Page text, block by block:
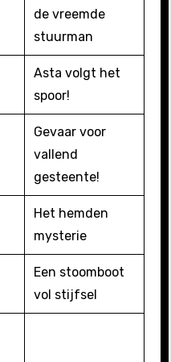
de vreemde
stuurman
Asta volgt het
spoor!
Gevaar voor
vallend
gesteente!
Het hemden
mysterie
Een stoomboot
vol stijfsel